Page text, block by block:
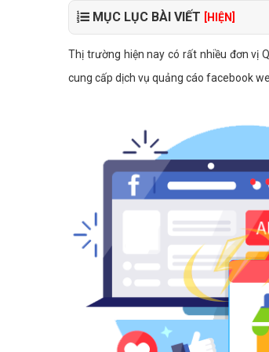
MỤC LỤC BÀI VIẾT [HIỆN]
Thị trường hiện nay có rất nhiều đơn vị
cung cấp dịch vụ quảng cáo facebook